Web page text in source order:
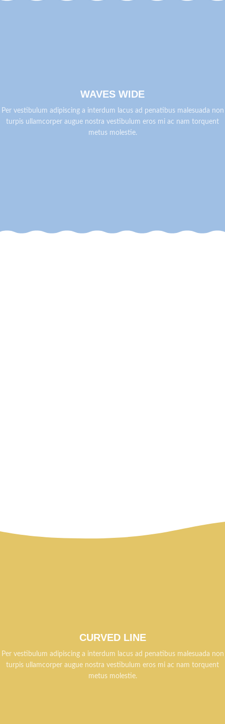
WAVES WIDE
Per vestibulum adipiscing a interdum lacus ad penatibus malesuada non
turpis ullamcorper augue nostra vestibulum eros mi ac nam torquent
metus molestie.
CURVED LINE
Per vestibulum adipiscing a interdum lacus ad penatibus malesuada non
turpis ullamcorper augue nostra vestibulum eros mi ac nam torquent
metus molestie.